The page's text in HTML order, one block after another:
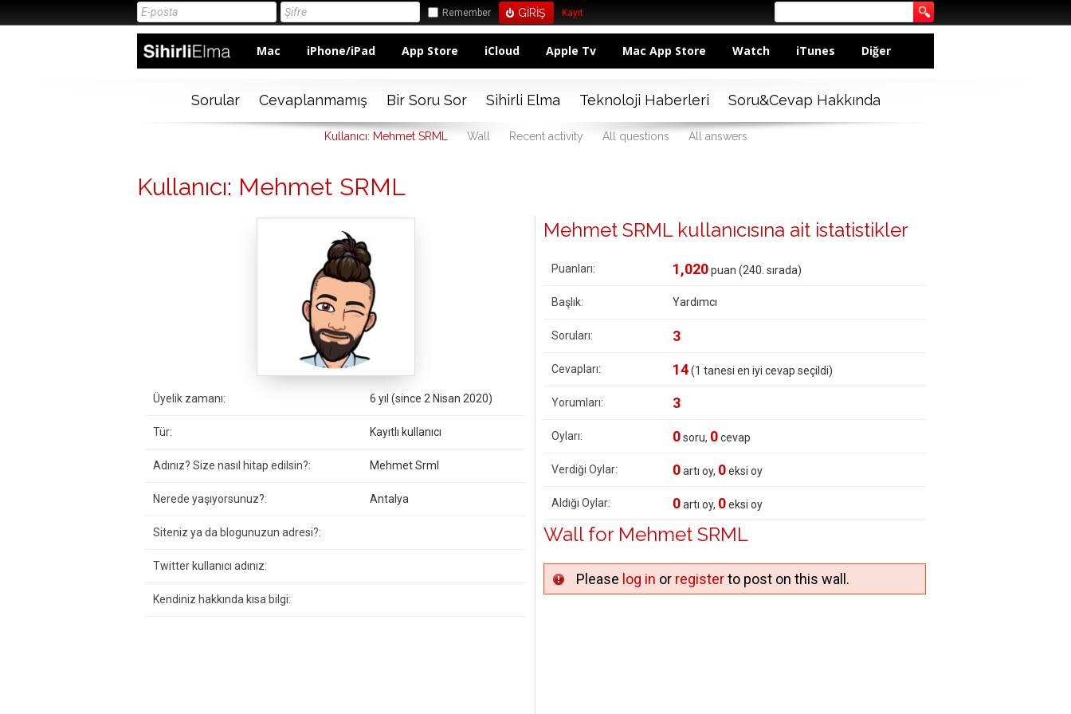
Remember Kayıt
Mac iPhone/iPad App Store iCloud Apple Tv Mac App Store Watch iTunes Diğer
Sorular Cevaplanmamış Bir Soru Sor Sihirli Elma Teknoloji Haberleri Soru&Cevap Hakkında
Kullanıcı: Mehmet SRML Wall Recent activity All questions All answers
Kullanıcı: Mehmet SRML
Üyelik zamanı: 6 yıl (since 2 Nisan 2020)
Tür: Kayıtlı kullanıcı
Adınız? Size nasıl hitap edilsin?: Mehmet Srml
Nerede yaşıyorsunuz?: Antalya
Siteniz ya da blogunuzun adresi?:
Twitter kullanıcı adınız:
Kendiniz hakkında kısa bilgi:
Mehmet SRML kullanıcısına ait istatistikler
Puanları: 1,020puan (240 . sırada)
Başlık: Yardımcı
Soruları: 3
Cevapları: 14(1 tanesi en iyi cevap seçildi)
Yorumları: 3
Oyları: 0soru, 0cevap
Verdiği Oylar: 0artı oy, 0eksi oy
Aldığı Oylar: 0artı oy, 0eksi oy
Wall for Mehmet SRML
Please log in or registerto post on this wall.